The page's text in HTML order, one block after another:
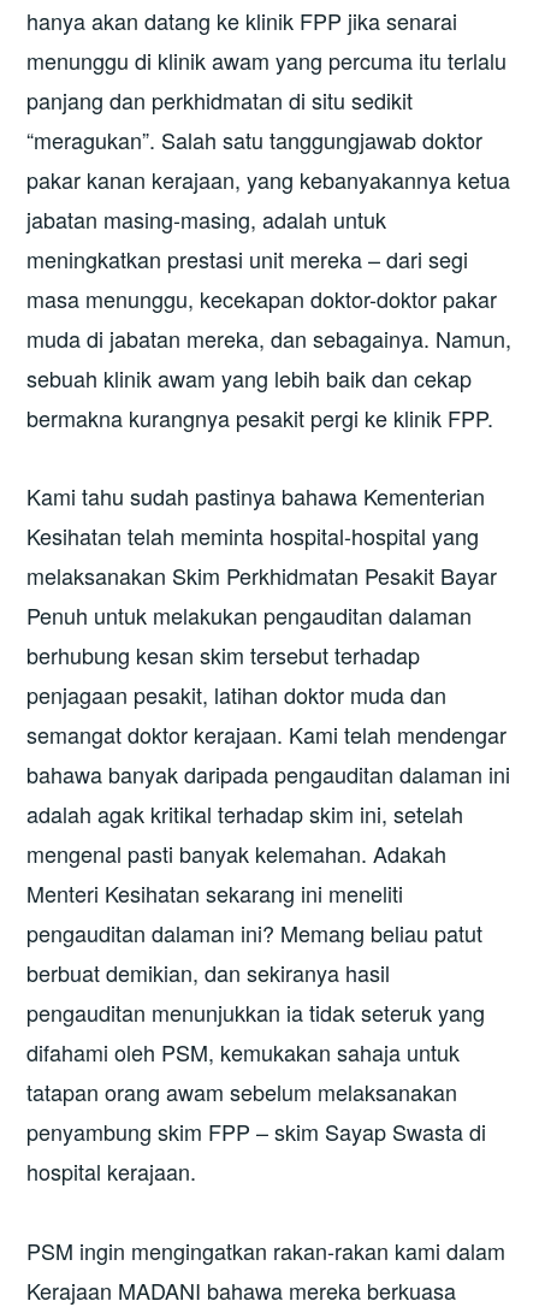
hanya akan datang ke klinik FPP jika senarai
menunggu di klinik awam yang percuma itu terlalu
panjang dan perkhidmatan di situ sedikit
“meragukan”. Salah satu tanggungjawab doktor
pakar kanan kerajaan, yang kebanyakannya ketua
jabatan masing-masing, adalah untuk
meningkatkan prestasi unit mereka – dari segi
masa menunggu, kecekapan doktor-doktor pakar
muda di jabatan mereka, dan sebagainya. Namun,
sebuah klinik awam yang lebih baik dan cekap
bermakna kurangnya pesakit pergi ke klinik FPP.
Kami tahu sudah pastinya bahawa Kementerian
Kesihatan telah meminta hospital-hospital yang
melaksanakan Skim Perkhidmatan Pesakit Bayar
Penuh untuk melakukan pengauditan dalaman
berhubung kesan skim tersebut terhadap
penjagaan pesakit, latihan doktor muda dan
semangat doktor kerajaan. Kami telah mendengar
bahawa banyak daripada pengauditan dalaman ini
adalah agak kritikal terhadap skim ini, setelah
mengenal pasti banyak kelemahan. Adakah
Menteri Kesihatan sekarang ini meneliti
pengauditan dalaman ini? Memang beliau patut
berbuat demikian, dan sekiranya hasil
pengauditan menunjukkan ia tidak seteruk yang
difahami oleh PSM, kemukakan sahaja untuk
tatapan orang awam sebelum melaksanakan
penyambung skim FPP – skim Sayap Swasta di
hospital kerajaan.
PSM ingin mengingatkan rakan-rakan kami dalam
Kerajaan MADANI bahawa mereka berkuasa